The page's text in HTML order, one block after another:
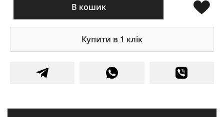
В кошик
Купити в 1 клік